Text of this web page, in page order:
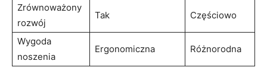
Zrównoważony
rozwój
Tak Częściowo
Wygoda
noszenia
Ergonomiczna Różnorodna